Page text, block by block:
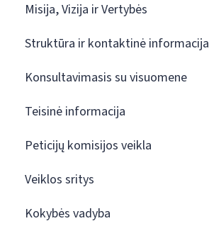
Misija, Vizija ir Vertybės
Struktūra ir kontaktinė informacija
Konsultavimasis su visuomene
Teisinė informacija
Peticijų komisijos veikla
Veiklos sritys
Kokybės vadyba